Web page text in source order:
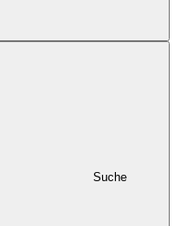
Suche